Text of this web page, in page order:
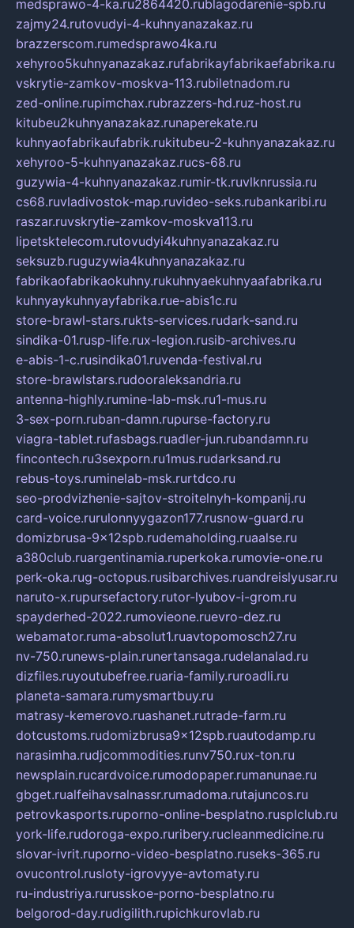
medsprawo-4-ka.ru2864420.rublagodarenie-spb.ru
zajmy24.rutovudyi-4-kuhnyanazakaz.ru
brazzerscom.rumedsprawo4ka.ru
xehyroo5kuhnyanazakaz.rufabrikayfabrikaefabrika.ru
vskrytie-zamkov-moskva-113.rubiletnadom.ru
zed-online.rupimchax.rubrazzers-hd.ruz-host.ru
kitubeu2kuhnyanazakaz.runaperekate.ru
kuhnyaofabrikaufabrik.rukitubeu-2-kuhnyanazakaz.ru
xehyroo-5-kuhnyanazakaz.rucs-68.ru
guzywia-4-kuhnyanazakaz.rumir-tk.ruvlknrussia.ru
cs68.ruvladivostok-map.ruvideo-seks.rubankaribi.ru
raszar.ruvskrytie-zamkov-moskva113.ru
lipetsktelecom.rutovudyi4kuhnyanazakaz.ru
seksuzb.ruguzywia4kuhnyanazakaz.ru
fabrikaofabrikaokuhny.rukuhnyaekuhnyaafabrika.ru
kuhnyaykuhnyayfabrika.rue-abis1c.ru
store-brawl-stars.rukts-services.rudark-sand.ru
sindika-01.rusp-life.rux-legion.rusib-archives.ru
e-abis-1-c.rusindika01.ruvenda-festival.ru
store-brawlstars.rudooraleksandria.ru
antenna-highly.rumine-lab-msk.ru1-mus.ru
3-sex-porn.ruban-damn.rupurse-factory.ru
viagra-tablet.rufasbags.ruadler-jun.rubandamn.ru
fincontech.ru3sexporn.ru1mus.rudarksand.ru
rebus-toys.ruminelab-msk.rurtdco.ru
seo-prodvizhenie-sajtov-stroitelnyh-kompanij.ru
card-voice.rurulonnyygazon177.rusnow-guard.ru
domizbrusa-9x12spb.rudemaholding.ruaalse.ru
a380club.ruargentinamia.ruperkoka.rumovie-one.ru
perk-oka.rug-octopus.rusibarchives.ruandreislyusar.ru
naruto-x.rupursefactory.rutor-lyubov-i-grom.ru
spayderhed-2022.rumovieone.ruevro-dez.ru
webamator.ruma-absolut1.ruavtopomosch27.ru
nv-750.runews-plain.runertansaga.rudelanalad.ru
dizfiles.ruyoutubefree.ruaria-family.ruroadli.ru
planeta-samara.rumysmartbuy.ru
matrasy-kemerovo.ruashanet.rutrade-farm.ru
dotcustoms.rudomizbrusa9x12spb.ruautodamp.ru
narasimha.rudjcommodities.runv750.rux-ton.ru
newsplain.rucardvoice.rumodopaper.rumanunae.ru
gbget.rualfeihavsalnassr.rumadoma.rutajuncos.ru
petrovkasports.ruporno-online-besplatno.rusplclub.ru
york-life.rudoroga-expo.ruribery.rucleanmedicine.ru
slovar-ivrit.ruporno-video-besplatno.ruseks-365.ru
ovucontrol.rusloty-igrovyye-avtomaty.ru
ru-industriya.rurusskoe-porno-besplatno.ru
belgorod-day.rudigilith.rupichkurovlab.ru